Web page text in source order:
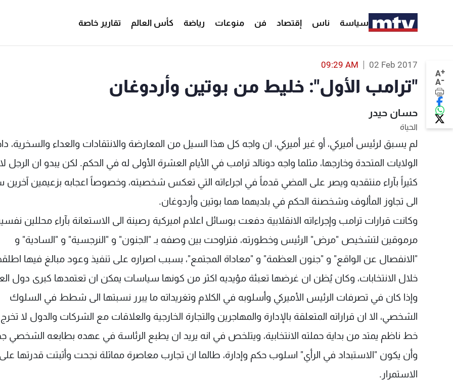
سياسة ناس إقتصاد فن منوعات رياضة كأس العالم تقارير خاصة
A+
A-
02 Feb 2017
09:29 AM
"ترامب الأول": خليط من بوتين وأردوغان
حسان حيدر
الحياة
لم يسبق لرئيس أميركي، أو غير أميركي، ان واجه كل هذا السيل من المعارضة والانتقادات والعداء والسخرية،
الولايات المتحدة وخارجها، مثلما واجه دونالد ترامب في الأيام العشرة الأولى له في الحكم. لكن يبدو ان الرجل لا
كثيراً بآراء منتقديه ويصر على المضي قدماً في اجراءاته التي تعكس شخصيته، وخصوصاً اعجابه بزعيمين آخرين
الى تجاوز المألوف وشخصنة الحكم في بلديهما هما بوتين وأردوغان.
وكانت قرارات ترامب وإجراءاته الانقلابية دفعت بوسائل اعلام اميركية رصينة الى الاستعانة بآراء محللين
مرموقين لتشخيص "مرض" الرئيس وخطورته، فتراوحت بين وصفه بـ "الجنون" و "النرجسية" و "السادية" و
"الانفصال عن الواقع" و "جنون العظمة" و "معاداة المجتمع"، بسبب اصراره على تنفيذ وعود مبالغ فيها
خلال الانتخابات، وكان يُظن ان غرضها تعبئة مؤيديه اكثر من كونها سياسات يمكن ان تعتمدها كبرى دول
وإذا كان في تصرفات الرئيس الأميركي وأسلوبه في الكلام وتغريداته ما يبرر نسبتها الى شطط في السلوك
الشخصي، الا ان قراراته المتعلقة بالإدارة والمهاجرين والتجارة الخارجية والعلاقات مع الشركات والدول لا
خط ناظم يمتد من بداية حملته الانتخابية، ويتلخص في انه يريد ان يطبع الرئاسة في عهده بطابعه الشخصي
وأن يكون "الاستبداد في الرأي" اسلوب حكم وإدارة، طالما ان تجارب معاصرة مماثلة نجحت وأثبتت قدرتها على
الاستمرار.